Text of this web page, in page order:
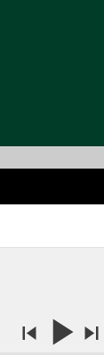
POWERED BY THE